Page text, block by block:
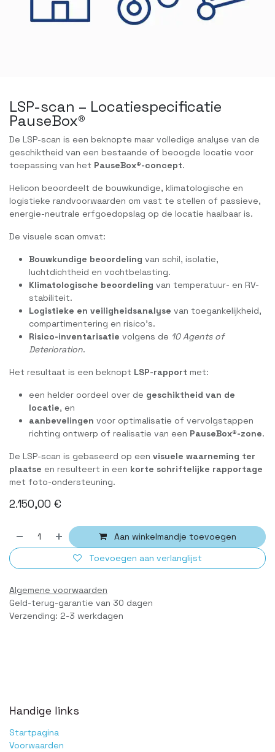
LSP-scan – Locatiespecificatie
PauseBox®
De LSP-scan is een beknopte maar volledige analyse van de
geschiktheid van een bestaande of beoogde locatie voor
toepassing van het PauseBox®-concept.
Helicon beoordeelt de bouwkundige, klimatologische en
logistieke randvoorwaarden om vast te stellen of passieve,
energie-neutrale erfgoedopslag op de locatie haalbaar is.
De visuele scan omvat:
Bouwkundige beoordeling van schil, isolatie,
luchtdichtheid en vochtbelasting.
Klimatologische beoordeling van temperatuur- en RV-
stabiliteit.
Logistieke en veiligheidsanalyse van toegankelijkheid,
compartimentering en risico’s.
Risico-inventarisatie volgens de 10 Agents of
Deterioration.
Het resultaat is een beknopt LSP-rapport met:
een helder oordeel over de geschiktheid van de
locatie, en
aanbevelingen voor optimalisatie of vervolgstappen
richting ontwerp of realisatie van een PauseBox®-zone.
De LSP-scan is gebaseerd op een visuele waarneming ter
plaatse en resulteert in een korte schriftelijke rapportage
met foto-ondersteuning.
2.150,00 €
Aan winkelmandje toevoegen
Toevoegen aan verlanglijst
Algemene voorwaarden
Geld-terug-garantie van 30 dagen
Verzending: 2-3 werkdagen
Handige links
Startpagina
Voorwaarden